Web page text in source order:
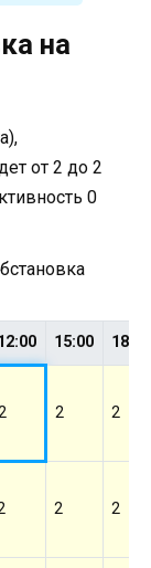
на
от 2 до 2
0
15:00 18:00
2 2
2 2